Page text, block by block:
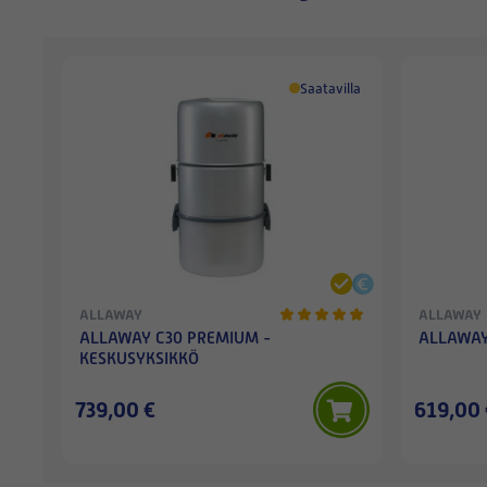
Saatavilla
ALLAWAY
ALLAWAY C30 PREMIUM -
KESKUSYKSIKKÖ
739,00 €
ALLAWAY
619,00